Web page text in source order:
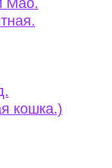
Мао.
кошка.)